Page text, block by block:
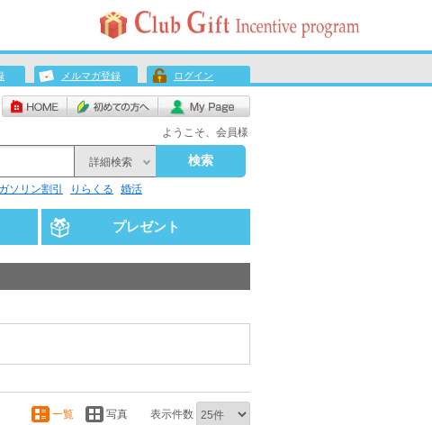
メルマガ登録 ログイン
ようこそ、会員様
詳細検索 検索
ガソリン割引 りらくる 婚活
プレゼント
一覧 写真 表示件数